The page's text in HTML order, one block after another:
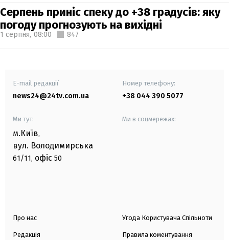
Серпень приніс спеку до +38 градусів: яку
погоду прогнозують на вихідні
1 серпня, 08:00 847
E-mail редакції
news24@24tv.com.ua
Номер телефону:
+38 044 390 5077
Ми тут:
м.Київ,
вул. Володимирська
61/11, офіс 50
Ми в соцмережах:
Про нас
Редакція
Угода Користувача Спільноти
Правила коментування